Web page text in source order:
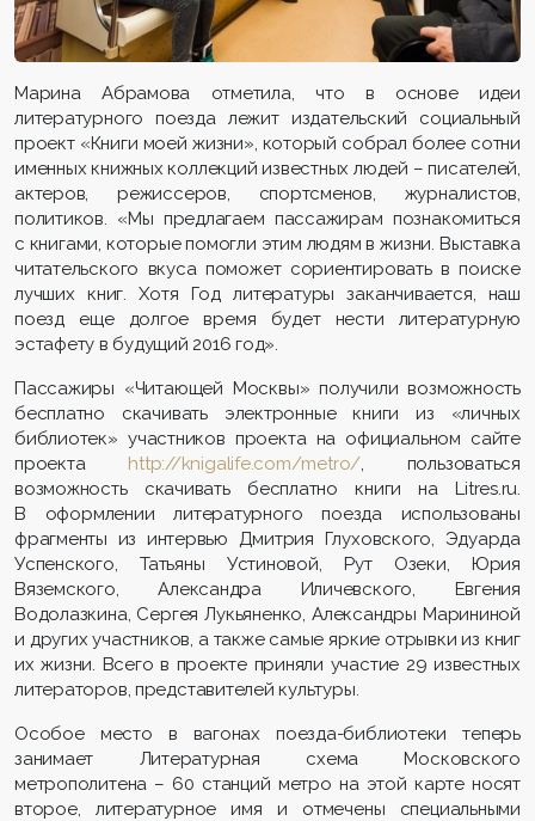
Марина Абрамова отметила, что в основе идеи
литературного поезда лежит издательский социальный
проект «Книги моей жизни», который собрал более сотни
именных книжных коллекций известных людей – писателей,
актеров, режиссеров, спортсменов, журналистов,
политиков. «Мы предлагаем пассажирам познакомиться
с книгами, которые помогли этим людям в жизни. Выставка
читательского вкуса поможет сориентировать в поиске
лучших книг. Хотя Год литературы заканчивается, наш
поезд еще долгое время будет нести литературную
эстафету в будущий 2016 год».
Пассажиры «Читающей Москвы» получили возможность
бесплатно скачивать электронные книги из «личных
библиотек» участников проекта на официальном сайте
проекта http://knigalife.com/metro/, пользоваться
возможность скачивать бесплатно книги на Litres.ru.
В оформлении литературного поезда использованы
фрагменты из интервью Дмитрия Глуховского, Эдуарда
Успенского, Татьяны Устиновой, Рут Озеки, Юрия
Вяземского, Александра Иличевского, Евгения
Водолазкина, Сергея Лукьяненко, Александры Марининой
и других участников, а также самые яркие отрывки из книг
их жизни. Всего в проекте приняли участие 29 известных
литераторов, представителей культуры.
Особое место в вагонах поезда-библиотеки теперь
занимает Литературная схема Московского
метрополитена – 60 станций метро на этой карте носят
второе, литературное имя и отмечены специальными